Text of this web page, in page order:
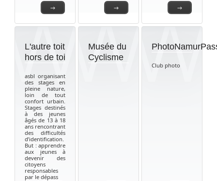
→
→
→
L'autre toit
hors de toi
asbl organisant
des stages en
pleine nature,
loin de tout
confort urbain.
Stages destinés
à des jeunes
âgés de 13 à 18
ans rencontrant
des difficultés
d’identification.
But : apprendre
aux jeunes à
devenir des
citoyens
responsables
par le dépass
Musée du
Cyclisme
Club photo